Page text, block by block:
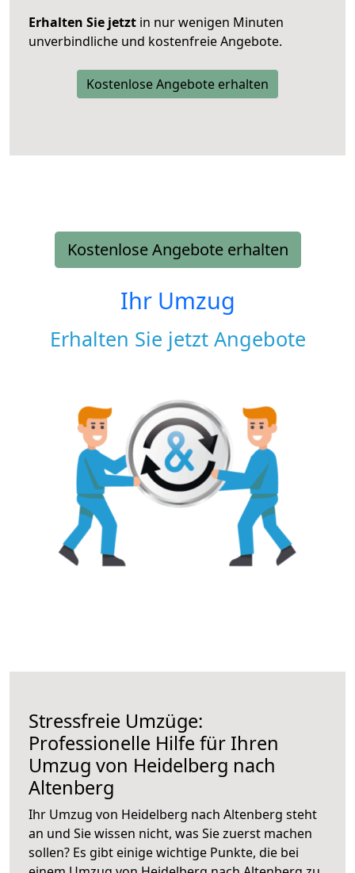
Erhalten Sie jetzt in nur wenigen Minuten
unverbindliche und kostenfreie Angebote.
Kostenlose Angebote erhalten
Kostenlose Angebote erhalten
Ihr Umzug
Erhalten Sie jetzt Angebote
Stressfreie Umzüge:
Professionelle Hilfe für Ihren
Umzug von Heidelberg nach
Altenberg
Ihr Umzug von Heidelberg nach Altenberg steht
an und Sie wissen nicht, was Sie zuerst machen
sollen? Es gibt einige wichtige Punkte, die bei